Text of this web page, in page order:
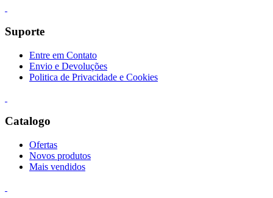
Suporte
Entre em Contato
Envio e Devoluções
Politica de Privacidade e Cookies
Catalogo
Ofertas
Novos produtos
Mais vendidos